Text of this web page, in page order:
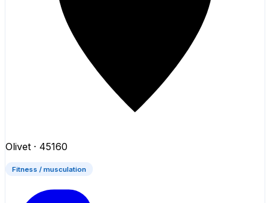
Olivet · 45160
Fitness / musculation